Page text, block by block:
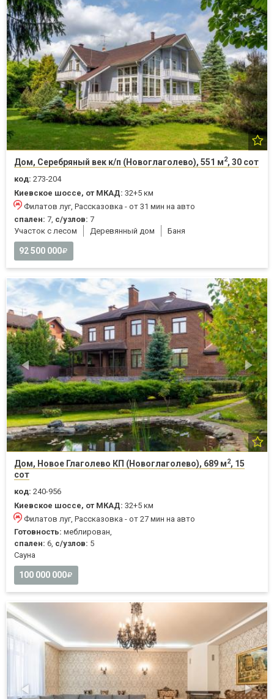
Дом, Серебряный век к/п (Новоглаголево), 551 м2, 30 сот
код: 273-204
Киевское шоссе, от МКАД: 32+5 км
Филатов луг, Рассказовка - от 31 мин на авто
спален: 7, с/узлов: 7
Участок с лесом
Деревянный дом Баня
92 500 000
Дом, Новое Глаголево КП (Новоглаголево), 689 м2, 15
сот
код: 240-956
Киевское шоссе, от МКАД: 32+5 км
Филатов луг, Рассказовка - от 27 мин на авто
Готовность: меблирован,
спален: 6, с/узлов: 5
Cауна
100 000 000